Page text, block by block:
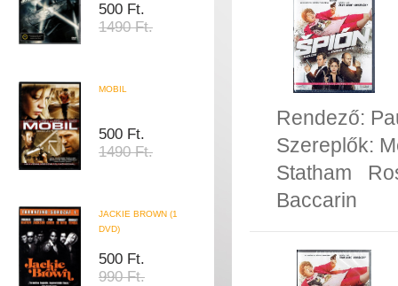
500 Ft.
1490 Ft.
MOBIL
500 Ft.
1490 Ft.
JACKIE BROWN (1
DVD)
500 Ft.
990 Ft.
Rendező:
Szereplők:
Statham
Baccarin